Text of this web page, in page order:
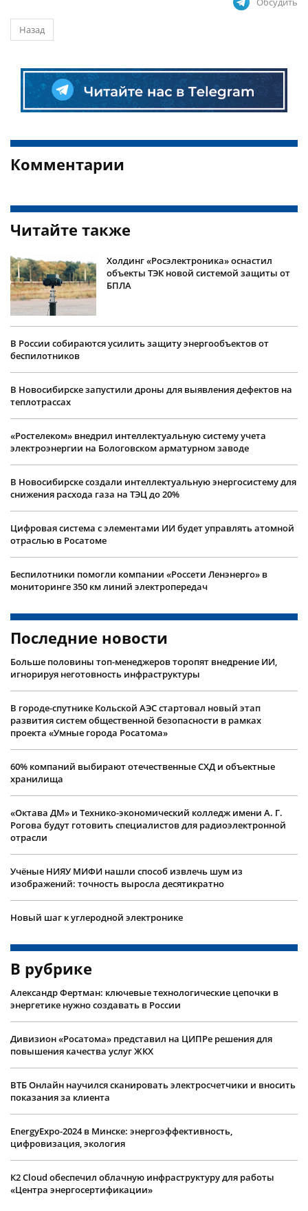
Назад
Комментарии
Читайте также
Холдинг «Росэлектроника» оснастил
объекты ТЭК новой системой защиты от
БПЛА
В России собираются усилить защиту энергообъектов от
беспилотников
В Новосибирске запустили дроны для выявления дефектов на
теплотрассах
«Ростелеком» внедрил интеллектуальную систему учета
электроэнергии на Бологовском арматурном заводе
В Новосибирске создали интеллектуальную энергосистему для
снижения расхода газа на ТЭЦ до 20%
Цифровая система с элементами ИИ будет управлять атомной
отраслью в Росатоме
Беспилотники помогли компании «Россети Ленэнерго» в
мониторинге 350 км линий электропередач
Последние новости
Больше половины топ-менеджеров торопят внедрение ИИ,
игнорируя неготовность инфраструктуры
В городе-спутнике Кольской АЭС стартовал новый этап
развития систем общественной безопасности в рамках
проекта «Умные города Росатома»
60% компаний выбирают отечественные СХД и объектные
хранилища
«Октава ДМ» и Технико-экономический колледж имени А. Г.
Рогова будут готовить специалистов для радиоэлектронной
отрасли
Учëные НИЯУ МИФИ нашли способ извлечь шум из
изображений: точность выросла десятикратно
Новый шаг к углеродной электронике
В рубрике
Александр Фертман: ключевые технологические цепочки в
энергетике нужно создавать в России
Дивизион «Росатома» представил на ЦИПРе решения для
повышения качества услуг ЖКХ
ВТБ Онлайн научился сканировать электросчетчики и вносить
показания за клиента
EnergyExpo-2024 в Минске: энергоэффективность,
цифровизация, экология
К2 Cloud обеспечил облачную инфраструктуру для работы
«Центра энергосертификации»